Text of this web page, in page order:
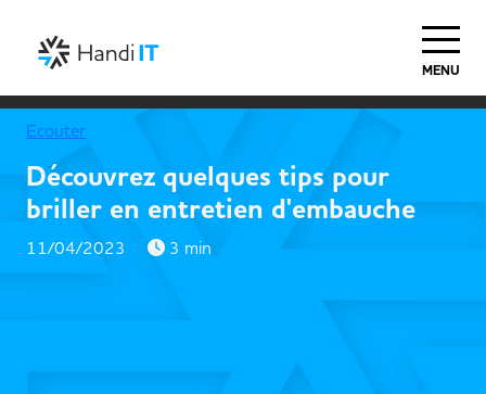
MENU
Ecouter
Découvrez quelques tips pour
briller en entretien d'embauche
11/04/2023 3 min